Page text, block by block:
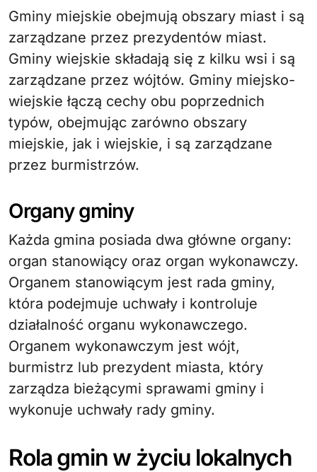
Gminy miejskie obejmują obszary miast i są
zarządzane przez prezydentów miast.
Gminy wiejskie składają się z kilku wsi i są
zarządzane przez wójtów. Gminy miejsko-
wiejskie łączą cechy obu poprzednich
typów, obejmując zarówno obszary
miejskie, jak i wiejskie, i są zarządzane
przez burmistrzów.
Organy gminy
Każda gmina posiada dwa główne organy:
organ stanowiący oraz organ wykonawczy.
Organem stanowiącym jest rada gminy,
która podejmuje uchwały i kontroluje
działalność organu wykonawczego.
Organem wykonawczym jest wójt,
burmistrz lub prezydent miasta, który
zarządza bieżącymi sprawami gminy i
wykonuje uchwały rady gminy.
Rola gmin w życiu lokalnych